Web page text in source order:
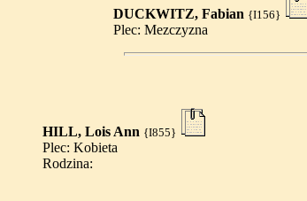
DUCKWITZ, Fabian {I156}
Plec: Mezczyzna
HILL, Lois Ann {I855}
Plec: Kobieta
Rodzina: